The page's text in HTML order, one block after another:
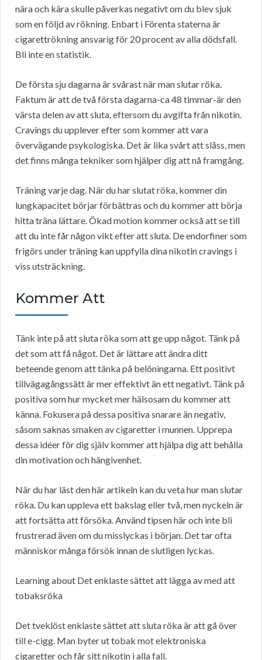
nära och kära skulle påverkas negativt om du blev sjuk
som en följd av rökning. Enbart i Förenta staterna är
cigarettrökning ansvarig för 20 procent av alla dödsfall.
Bli inte en statistik.
De första sju dagarna är svårast när man slutar röka.
Faktum är att de två första dagarna-ca 48 timmar-är den
värsta delen av att sluta, eftersom du avgifta från nikotin.
Cravings du upplever efter som kommer att vara
övervägande psykologiska. Det är lika svårt att slåss, men
det finns många tekniker som hjälper dig att nå framgång.
Träning varje dag. När du har slutat röka, kommer din
lungkapacitet börjar förbättras och du kommer att börja
hitta träna lättare. Ökad motion kommer också att se till
att du inte får någon vikt efter att sluta. De endorfiner som
frigörs under träning kan uppfylla dina nikotin cravings i
viss utsträckning.
Kommer Att
Tänk inte på att sluta röka som att ge upp något. Tänk på
det som att få något. Det är lättare att ändra ditt
beteende genom att tänka på belöningarna. Ett positivt
tillvägagångssätt är mer effektivt än ett negativt. Tänk på
positiva som hur mycket mer hälsosam du kommer att
känna. Fokusera på dessa positiva snarare än negativ,
såsom saknas smaken av cigaretter i munnen. Upprepa
dessa idéer för dig själv kommer att hjälpa dig att behålla
din motivation och hängivenhet.
När du har läst den här artikeln kan du veta hur man slutar
röka. Du kan uppleva ett bakslag eller två, men nyckeln är
att fortsätta att försöka. Använd tipsen här och inte bli
frustrerad även om du misslyckas i början. Det tar ofta
människor många försök innan de slutligen lyckas.
Learning about Det enklaste sättet att lägga av med att
tobaksröka
Det tveklöst enklaste sättet att sluta röka är att gå över
till e-cigg. Man byter ut tobak mot elektroniska
cigaretter och får sitt nikotin i alla fall.